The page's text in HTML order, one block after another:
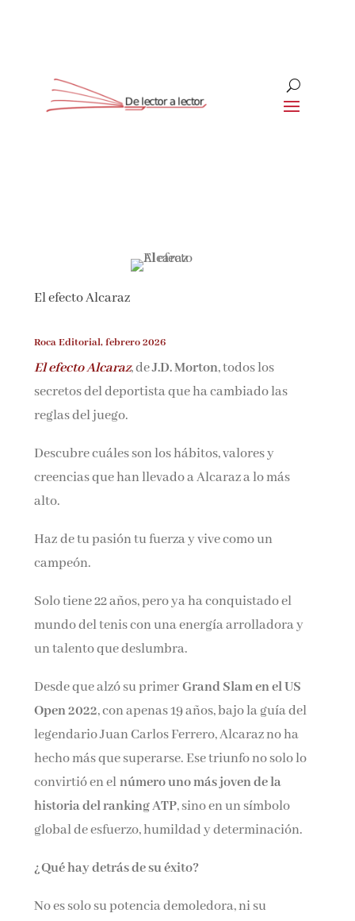
El efecto Alcaraz
Roca Editorial, febrero 2026
El efecto Alcaraz, deJ.D. Morton, todos los
secretos del deportista que ha cambiado las
reglas del juego.
Descubre cuáles son los hábitos, valores y
creencias que han llevado a Alcaraz a lo más
alto.
Haz de tu pasión tu fuerza y vive como un
campeón.
Solo tiene 22 años, pero ya ha conquistado el
mundo del tenis con una energía arrolladora y
un talento que deslumbra.
Desde que alzó su primerGrand Slam en el US
Open 2022, con apenas 19 años, bajo la guía del
legendario Juan Carlos Ferrero, Alcaraz no ha
hecho más que superarse. Ese triunfo no solo lo
convirtió en elnúmero uno más joven de la
historia del ranking ATP, sino en un símbolo
global de esfuerzo, humildad y determinación.
¿Qué hay detrás de su éxito?
No es solo su potencia demoledora, ni su
Suscríbete
Únete a nuestra comunidad de amantes de la
Nombre*
Por favor, acepta los
de privacidad